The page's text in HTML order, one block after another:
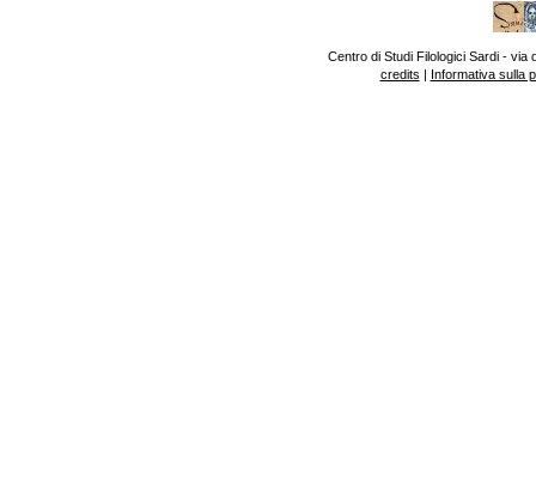
Centro di Studi Filologici Sardi - via
credits | Informativa sulla